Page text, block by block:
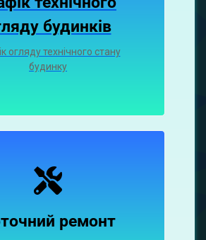
будинків
огляду технічного стану
будинку
ремонт